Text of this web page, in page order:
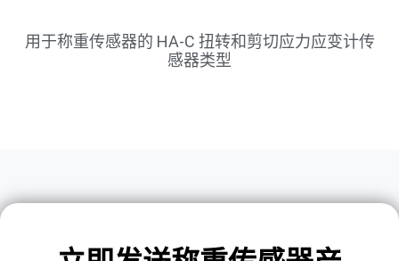
用于称重传感器的 HA-C 扭转和剪切应力应变计传
感器类型